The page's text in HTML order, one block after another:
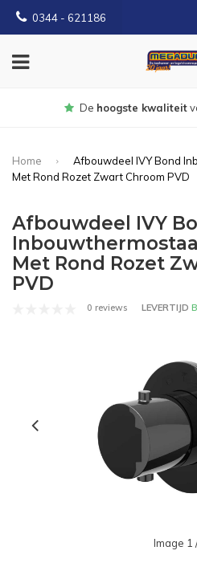
0344 - 621186
Gratis
Home
Afbouwdeel IVY Bond
Met Rond Rozet Zwart Chroom PVD
Afbouwdeel IVY
Met Rond Rozet
PVD
0 reviews LEVERTIJD
Image 1